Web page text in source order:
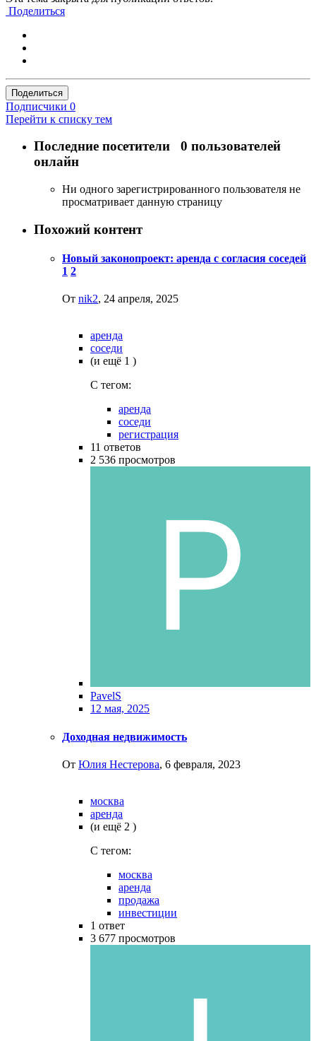
Поделиться
Поделиться
Подписчики 0
Перейти к списку тем
Последние посетители 0 пользователей
онлайн
Ни одного зарегистрированного пользователя не
просматривает данную страницу
Похожий контент
Новый законопроект: аренда с согласия соседей
1 2
От nik2, 24 апреля, 2025
аренда
соседи
(и ещё 1 )
C тегом:
аренда
соседи
регистрация
11 ответов
2 536 просмотров
PavelS
12 мая, 2025
Доходная недвижимость
От Юлия Нестерова, 6 февраля, 2023
москва
аренда
(и ещё 2 )
C тегом:
москва
аренда
продажа
инвестиции
1 ответ
3 677 просмотров